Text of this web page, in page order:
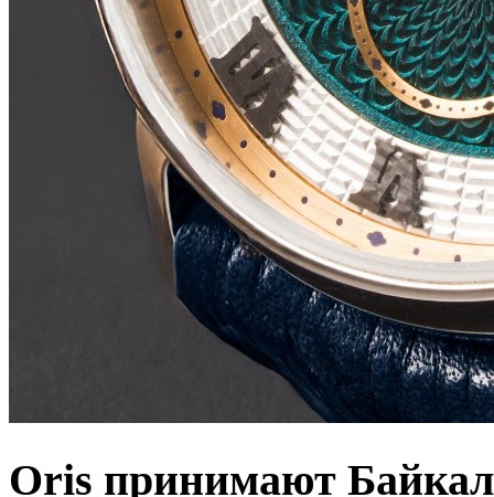
Oris принимают